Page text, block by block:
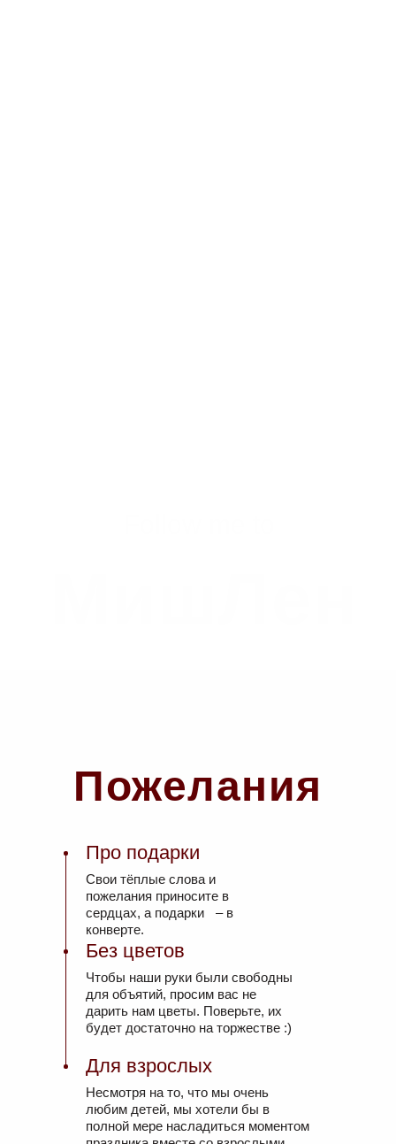
Пожелания
Про подарки
Свои тёплые слова и
пожелания приносите в
сердцах, а подарки – в
конверте.
Без цветов
Чтобы наши руки были свободны
для объятий, просим вас не
дарить нам цветы. Поверьте, их
будет достаточно на торжестве :)
Для взрослых
Несмотря на то, что мы очень
любим детей, мы хотели бы в
полной мере насладиться моментом